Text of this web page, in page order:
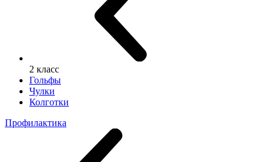
2 класс
Гольфы
Чулки
Колготки
Профилактика